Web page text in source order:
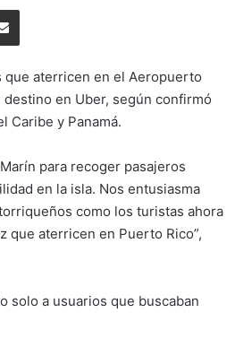
Share via Email
aterricen en el Aeropuerto
en Uber, según confirmó
Caribe y Panamá.
para recoger pasajeros
en la isla. Nos entusiasma
como los turistas ahora
que aterricen en Puerto Rico”,
solo a usuarios que buscaban